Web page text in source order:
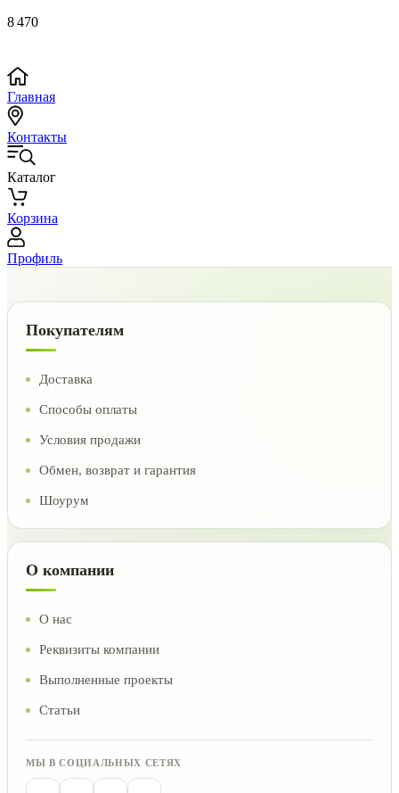
8 470
Главная
Контакты
Каталог
Корзина
Профиль
Покупателям
Доставка
Способы оплаты
Условия продажи
Обмен, возврат и гарантия
Шоурум
О компании
О нас
Реквизиты компании
Выполненные проекты
Статьи
МЫ В СОЦИАЛЬНЫХ СЕТЯХ